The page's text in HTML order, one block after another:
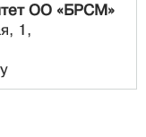
ОО «БРСМ»
1,